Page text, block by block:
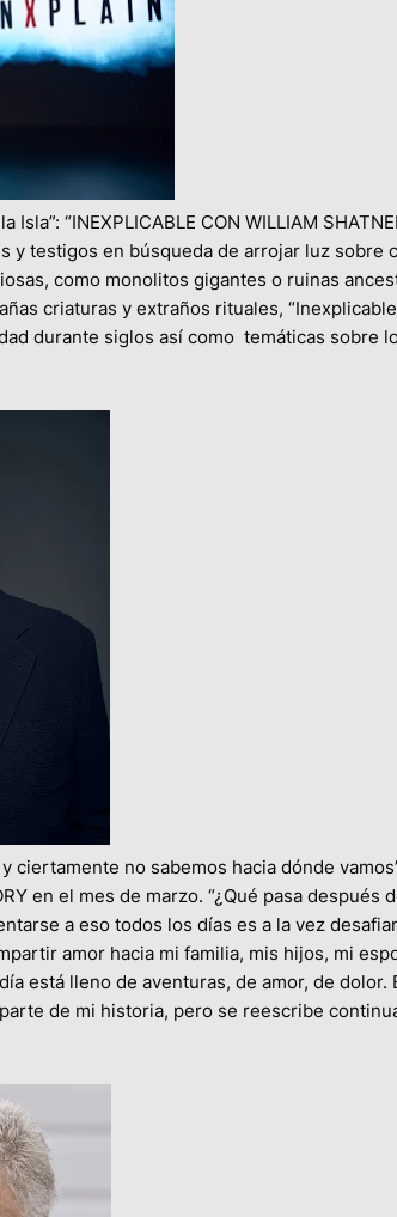
“INEXPLICABLE CON WILLIAM
testigos en búsqueda de arrojar luz sobre
como monolitos gigantes o ruinas
criaturas y extraños rituales,
durante siglos así como temáticas sobre
no sabemos hacia dónde
en el mes de marzo. “¿Qué pasa después
a eso todos los días es a la vez
amor hacia mi familia, mis hijos, mi
está lleno de aventuras, de amor, de dolor.
de mi historia, pero se reescribe